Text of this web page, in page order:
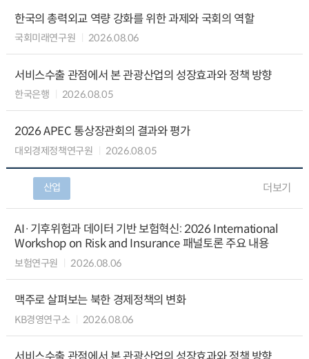
한국의 총력외교 역량 강화를 위한 과제와 국회의 역할
국회미래연구원 2026.08.06
서비스수출 관점에서 본 관광산업의 성장효과와 정책 방향
한국은행 2026.08.05
2026 APEC 통상장관회의 결과와 평가
대외경제정책연구원 2026.08.05
산업 더보기
AI·기후위험과 데이터 기반 보험혁신: 2026 International
Workshop on Risk and Insurance 패널토론 주요 내용
보험연구원 2026.08.06
맥주로 살펴보는 북한 경제정책의 변화
KB경영연구소 2026.08.06